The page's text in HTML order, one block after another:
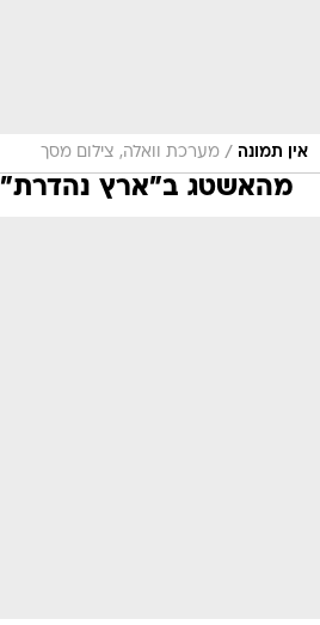
אין תמונה / מערכת וואלה, צילום מסך
מהאשטג ב"ארץ נהדרת"